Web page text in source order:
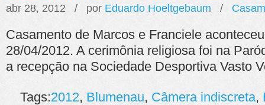
abr 28, 2012 / por Eduardo Hoeltgebaum /
Casamento de Marcos e Franciele
28/04/2012. A cerimônia religiosa foi na
a recepção na Sociedade Desportiva Vasto
Tags:2012, Blumenau, Câmera indiscreta,